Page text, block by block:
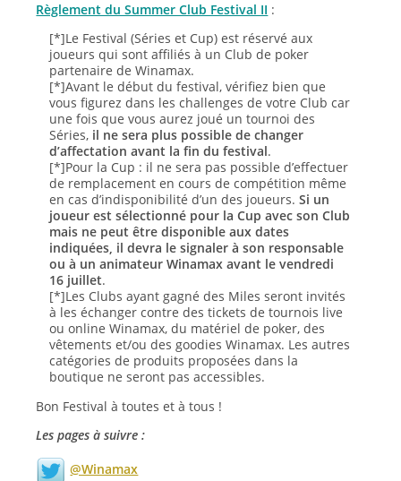
Règlement du Summer Club Festival II :
[*]Le Festival (Séries et Cup) est réservé aux
joueurs qui sont affiliés à un Club de poker
partenaire de Winamax.
[*]Avant le début du festival, vérifiez bien que
vous figurez dans les challenges de votre Club car
une fois que vous aurez joué un tournoi des
Séries, il ne sera plus possible de changer
d’affectation avant la fin du festival.
[*]Pour la Cup : il ne sera pas possible d’effectuer
de remplacement en cours de compétition même
en cas d’indisponibilité d’un des joueurs.Si un
joueur est sélectionné pour la Cup avec son Club
mais ne peut être disponible aux dates
indiquées, il devra le signaler à son responsable
ou à un animateur Winamax avant le vendredi
16 juillet.
[*]Les Clubs ayant gagné des Miles seront invités
à les échanger contre des tickets de tournois live
ou online Winamax, du matériel de poker, des
vêtements et/ou des goodies Winamax. Les autres
catégories de produits proposées dans la
boutique ne seront pas accessibles.
Bon Festival à toutes et à tous !
Les pages à suivre :
@Winamax